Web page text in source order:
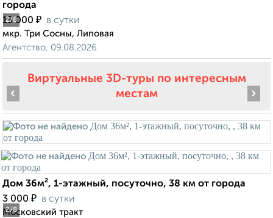
2/8
города
15 000 ₽ в сутки
мкр. Три Сосны, Липовая
Агентство, 09.08.2026
Виртуальные 3D-туры по интересным
местам
2/8
‹ ›
Дом 36м², 1-этажный, посуточно, 38 км от города
3 000 ₽ в сутки
Московский тракт